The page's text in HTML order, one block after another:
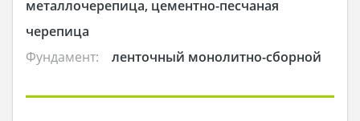
металлочерепица, цементно-песчаная
черепица
Фундамент:
ленточный монолитно-сборной